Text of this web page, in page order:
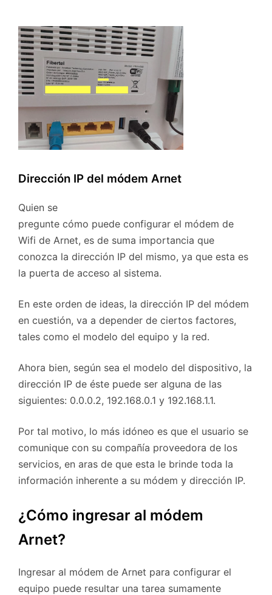
Dirección IP del módem Arnet
Quien se
pregunte cómo puede configurar el módem de
Wifi de Arnet, es de suma importancia que
conozca la dirección IP del mismo, ya que esta es
la puerta de acceso al sistema.
En este orden de ideas, la dirección IP del módem
en cuestión, va a depender de ciertos factores,
tales como el modelo del equipo y la red.
Ahora bien, según sea el modelo del dispositivo, la
dirección IP de éste puede ser alguna de las
siguientes: 0.0.0.2, 192.168.0.1 y 192.168.1.1.
Por tal motivo, lo más idóneo es que el usuario se
comunique con su compañía proveedora de los
servicios, en aras de que esta le brinde toda la
información inherente a su módem y dirección IP.
¿Cómo ingresar al módem
Arnet?
Ingresar al módem de Arnet para configurar el
equipo puede resultar una tarea sumamente